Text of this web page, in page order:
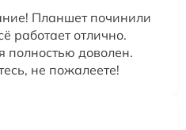
Планшет починили
работает отлично.
доволен.
не пожалеете!